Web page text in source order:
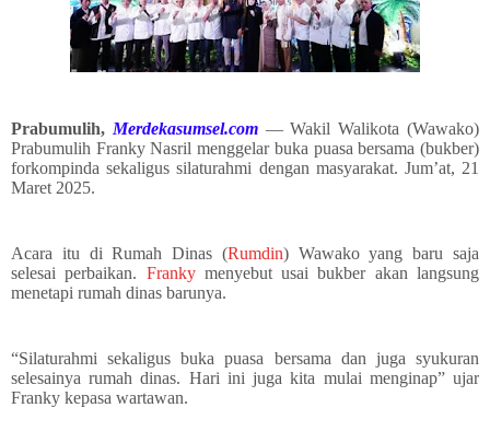
Prabumulih, Merdekasumsel.com— Wakil Walikota (Wawako)
Prabumulih Franky Nasril menggelar buka puasa bersama (bukber)
forkompinda sekaligus silaturahmi dengan masyarakat. Jum’at, 21
Maret 2025.
Acara itu di Rumah Dinas (Rumdin) Wawako yang baru saja
selesai perbaikan. Frankymenyebut usai bukber akan langsung
menetapi rumah dinas barunya.
“Silaturahmi sekaligus buka puasa bersama dan juga syukuran
selesainya rumah dinas. Hari ini juga kita mulai menginap” ujar
Franky kepasa wartawan.